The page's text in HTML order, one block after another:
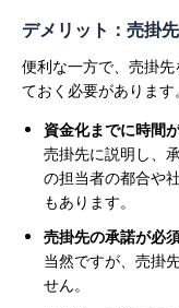
デメリット：売掛
便利な一方で、売掛
ておく必要があります。
資金化までに時間
売掛先に説明し、
の担当者の都合や
もあります。
売掛先の承諾が必
当然ですが、売掛
せん。